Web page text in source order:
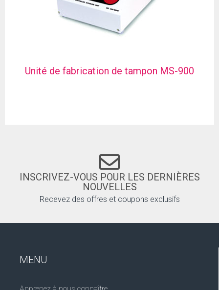
Unité de fabrication de tampon MS-900
INSCRIVEZ-VOUS POUR LES DERNIÈRES
NOUVELLES
Recevez des offres et coupons exclusifs
MENU